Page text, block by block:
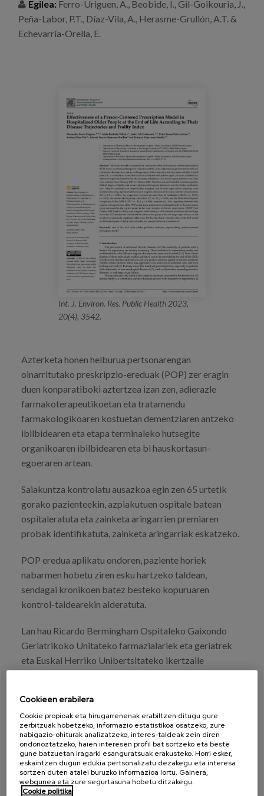
Prentsa
Egizu lan gurekin
Egilea: Ferro-Uriguen, A., Beobide, I., Gil-Goikouria, J.,
Peña-Labor, P.T., Díaz-Vila, A., Herasme-Grullón, A.T. &
Echevarría-Orella, E.
Int. J. Environ. Res. Public Health 2023,
20(4), 3542.
Azterketa honen helburua pertsonarengan
oinarritutako preskripzio-ereduak (POP) zer eragin
duen konparatiboki aztertzea izan zen, adierazle
farmakoterapeutikoetan eta tratamendu
farmakologikoaren kostuetan dementziaren antzeko
ibilbidearen eta etapa terminaleko hutsegite
organikoaren ibilbidearen eta bi hauskortasun-
egoeraren artean.
Saiakuntza kontrolatu ausazkoa egin zen 65 urtetik
gorako pazienteekin, azpiakutuen ospitale batean
ospitaleratuta eta zainketa aringarrien premiaren
probak identifikatuta, zainketa aringarriak eskatzeko.
POP eredua aplikatu ondoren, paziente horiek
nabarmen hobetu ziren esku hartzeko taldean,
sendagai kronikoen batez besteko kopuruaren
kontrol-taldearekin alderatuta.
Lan hau Ricardo Bermingham Ospitaleko Gaixondo
Geriatrikoko Unitateko farmazialariek eta geriatrek
eta Euskal Herriko Unibertsitateko ikertzaile
IKUSI ARGITALPENA
Cookieen erabilera
Cookie propioak eta hirugarrenenak erabiltzen ditugu gure
zerbitzuak hobetzeko, informazio estatistikoa osatzeko, zure
nabigazio-ohiturak analizatzeko, interes-taldeak zein diren
ondorioztatzeko, haien interesen profil bat sortzeko eta beste
gune batzuetan iragarki esanguratsuak erakusteko. Horri esker,
eskaintzen dugun edukia pertsonalizatu dezakegu eta interesa
sortzen duten atalei buruzko informazioa lortu. Gainera,
webgunea eta zure segurtasuna hobetu ditzakegu.
Cookie politika